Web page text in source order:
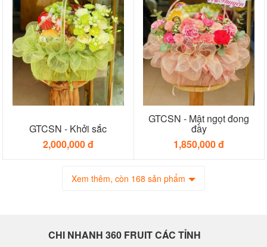
GTCSN - Khởi sắc
2,000,000 đ
GTCSN - Mật ngọt đong
đầy
1,850,000 đ
Xem thêm, còn 168 sản phẩm
CHI NHANH 360 FRUIT CÁC TỈNH